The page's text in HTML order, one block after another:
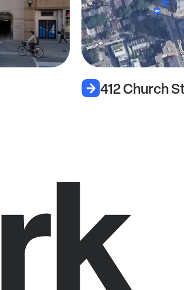
412 Church